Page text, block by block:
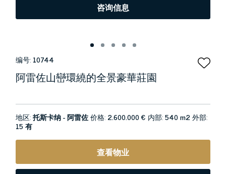
咨询信息
编号: 10744
阿雷佐山巒環繞的全景豪華莊園
地区:托斯卡纳 - 阿雷佐价格: 2.600.000 € 内部:540 m2外部:
15 有
查看物业